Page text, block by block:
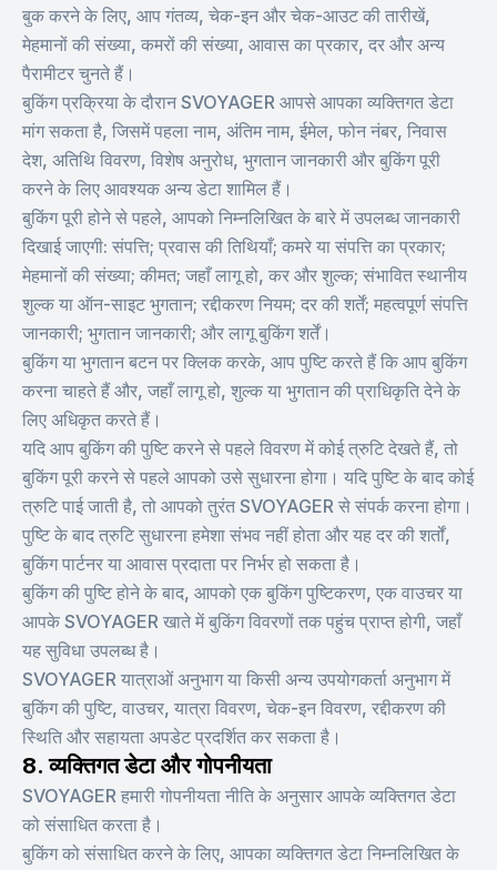
बुक करने के लिए, आप गंतव्य, चेक-इन और चेक-आउट की तारीखें,
मेहमानों की संख्या, कमरों की संख्या, आवास का प्रकार, दर और अन्य
पैरामीटर चुनते हैं।
बुकिंग प्रक्रिया के दौरान SVOYAGER आपसे आपका व्यक्तिगत डेटा
मांग सकता है, जिसमें पहला नाम, अंतिम नाम, ईमेल, फोन नंबर, निवास
देश, अतिथि विवरण, विशेष अनुरोध, भुगतान जानकारी और बुकिंग पूरी
करने के लिए आवश्यक अन्य डेटा शामिल हैं।
बुकिंग पूरी होने से पहले, आपको निम्नलिखित के बारे में उपलब्ध जानकारी
दिखाई जाएगी: संपत्ति; प्रवास की तिथियाँ; कमरे या संपत्ति का प्रकार;
मेहमानों की संख्या; कीमत; जहाँ लागू हो, कर और शुल्क; संभावित स्थानीय
शुल्क या ऑन-साइट भुगतान; रद्दीकरण नियम; दर की शर्तें; महत्वपूर्ण संपत्ति
जानकारी; भुगतान जानकारी; और लागू बुकिंग शर्तें।
बुकिंग या भुगतान बटन पर क्लिक करके, आप पुष्टि करते हैं कि आप बुकिंग
करना चाहते हैं और, जहाँ लागू हो, शुल्क या भुगतान की प्राधिकृति देने के
लिए अधिकृत करते हैं।
यदि आप बुकिंग की पुष्टि करने से पहले विवरण में कोई त्रुटि देखते हैं, तो
बुकिंग पूरी करने से पहले आपको उसे सुधारना होगा। यदि पुष्टि के बाद कोई
त्रुटि पाई जाती है, तो आपको तुरंत SVOYAGER से संपर्क करना होगा।
पुष्टि के बाद त्रुटि सुधारना हमेशा संभव नहीं होता और यह दर की शर्तों,
बुकिंग पार्टनर या आवास प्रदाता पर निर्भर हो सकता है।
बुकिंग की पुष्टि होने के बाद, आपको एक बुकिंग पुष्टिकरण, एक वाउचर या
आपके SVOYAGER खाते में बुकिंग विवरणों तक पहुंच प्राप्त होगी, जहाँ
यह सुविधा उपलब्ध है।
SVOYAGER यात्राओं अनुभाग या किसी अन्य उपयोगकर्ता अनुभाग में
बुकिंग की पुष्टि, वाउचर, यात्रा विवरण, चेक-इन विवरण, रद्दीकरण की
स्थिति और सहायता अपडेट प्रदर्शित कर सकता है।
8. व्यक्तिगत डेटा और गोपनीयता
SVOYAGER हमारी गोपनीयता नीति के अनुसार आपके व्यक्तिगत डेटा
को संसाधित करता है।
बुकिंग को संसाधित करने के लिए, आपका व्यक्तिगत डेटा निम्नलिखित के